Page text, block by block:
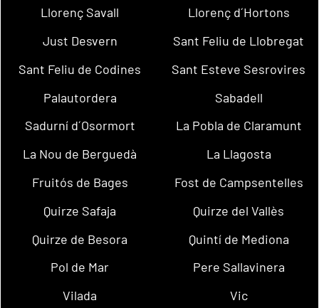
Llorenç Savall
Llorenç d´Hortons
Just Desvern
Sant Feliu de Llobregat
Sant Feliu de Codines
Sant Esteve Sesrovires
Palautordera
Sabadell
Sadurní d´Osormort
La Pobla de Claramunt
La Nou de Berguedà
La Llagosta
Fruitós de Bages
Fost de Campsentelles
Quirze Safaja
Quirze del Vallès
Quirze de Besora
Quintí de Mediona
Pol de Mar
Pere Sallavinera
Vilada
Vic